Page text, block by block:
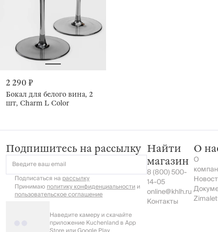
2 290 ₽
Бокал для белого вина, 2
шт, Charm L Color
Подпишитесь на рассылку
Введите ваш email
Подписаться на рассылку
Принимаюполитику конфиденциальностии
пользовательское соглашение
Наведите камеру и скачайте
приложение Kuchenland в App
Найти
магазин
8 (800) 500-
14-05
online@khlh.ru
Контакты
О
О